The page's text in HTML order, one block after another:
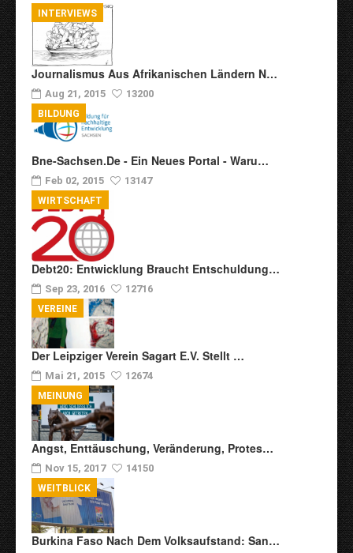
Journalismus Aus Afrikanischen Ländern N…
Aug 21, 2015 13200
INTERVIEWS
Bne-Sachsen.de - Ein Neues Portal - Waru…
Feb 02, 2015 13147
BILDUNG
Debt20: Entwicklung Braucht Entschuldung…
Sep 23, 2016 12716
WIRTSCHAFT
Der Leipziger Verein Sagart E.V. Stellt …
Mai 21, 2015 12674
VEREINE
Angst, Enttäuschung, Veränderung, Protes…
Nov 15, 2017 14150
MEINUNG
Burkina Faso Nach Dem Volksaufstand: San…
WEITBLICK